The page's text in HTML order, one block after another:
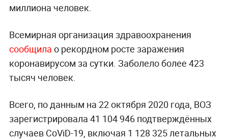
миллиона человек.
Всемирная организация здравоохранения
сообщила о рекордном росте заражения
коронавирусом за сутки. Заболело более 423
тысяч человек.
Всего, по данным на 22 октября 2020 года, ВОЗ
зарегистрировала 41 104 946 подтверждённых
случаев CoViD-19, включая 1 128 325 летальных